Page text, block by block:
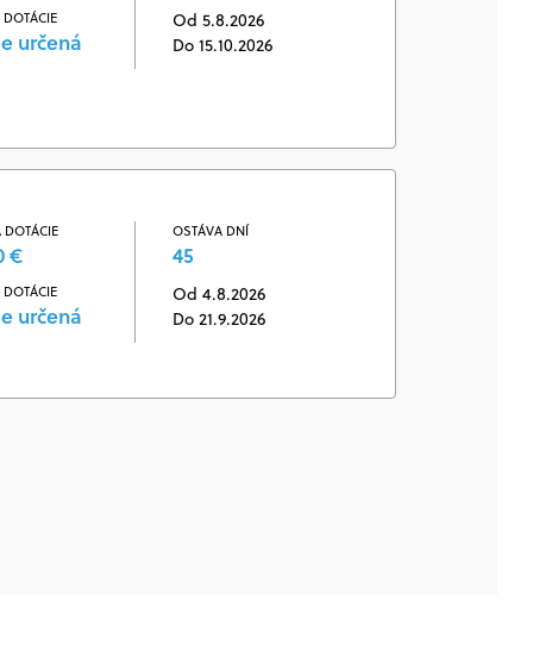
určená
Od 5.8.2026
Do 15.10.2026
DOTÁCIE
€
určená
OSTÁVA DNÍ
45
Od 4.8.2026
Do 21.9.2026